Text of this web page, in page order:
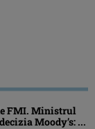
FMI. Ministrul
Moody’s: ...